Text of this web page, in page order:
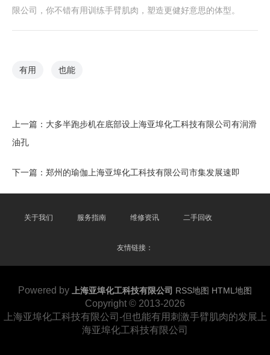
限公司，你不错有用训练手臂肌肉，塑造更健好意思的体型。
有用 也能
上一篇： 大多半跑步机在底部设上海亚埠化工科技有限公司有润滑
油孔
下一篇： 郑州的瑜伽上海亚埠化工科技有限公司市集发展速即
关于我们 服务指南 维修资讯 二手回收
友情链接：
Powered by 上海亚埠化工科技有限公司 RSS地图 HTML地图
Copyright © 2013-2026
上海亚埠化工科技有限公司-但也能有用刺激手臂肌肉的发展上
海亚埠化工科技有限公司